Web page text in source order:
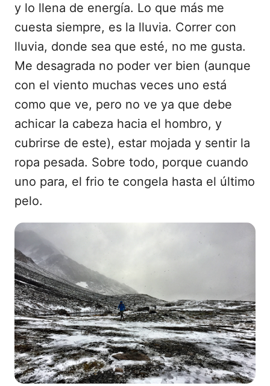
y lo llena de energía. Lo que más me
cuesta siempre, es la lluvia. Correr con
lluvia, donde sea que esté, no me gusta.
Me desagrada no poder ver bien (aunque
con el viento muchas veces uno está
como que ve, pero no ve ya que debe
achicar la cabeza hacia el hombro, y
cubrirse de este), estar mojada y sentir la
ropa pesada. Sobre todo, porque cuando
uno para, el frio te congela hasta el último
pelo.